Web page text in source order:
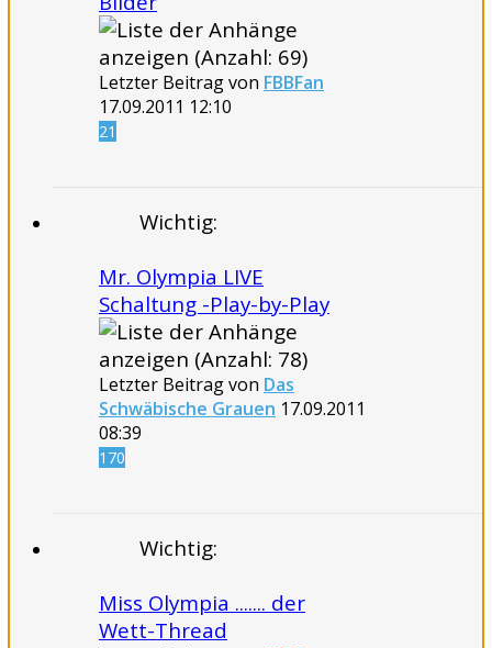
Letzter Beitrag von FBBFan
17.09.2011 12:10
21
Wichtig:
Mr. Olympia LIVE
Schaltung -Play-by-Play
Letzter Beitrag von Das
Schwäbische Grauen 17.09.2011
08:39
170
Wichtig:
Miss Olympia ....... der
Wett-Thread